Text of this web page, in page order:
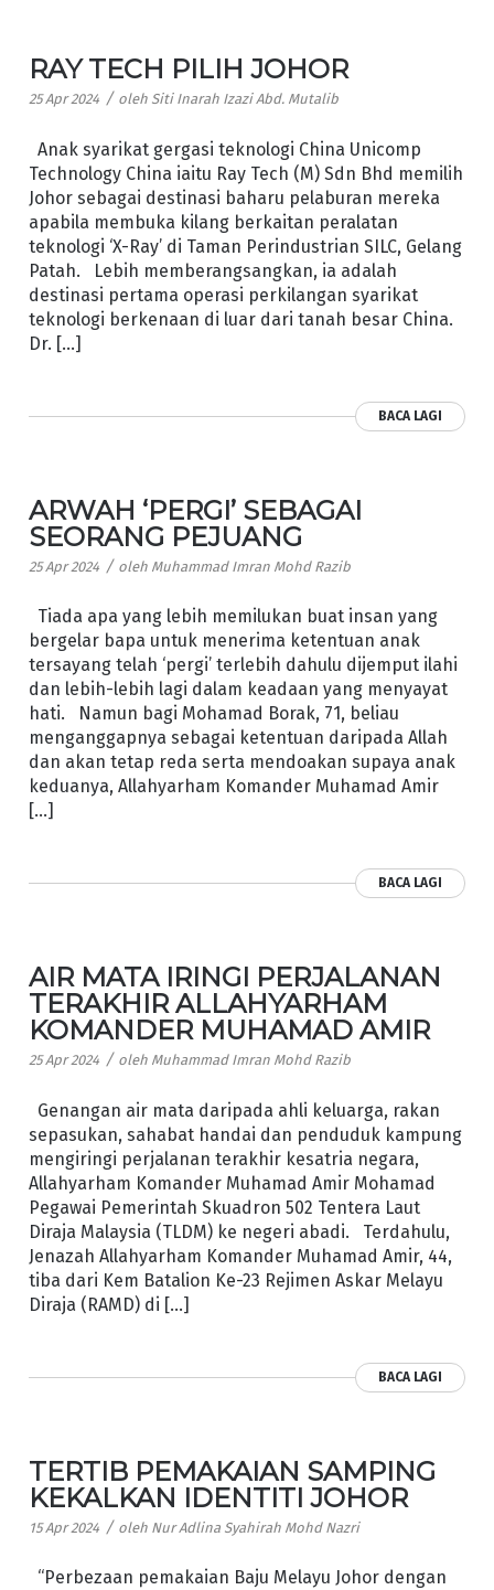
RAY TECH PILIH JOHOR
25 Apr 2024 / oleh Siti Inarah Izazi Abd. Mutalib
Anak syarikat gergasi teknologi China Unicomp
Technology China iaitu Ray Tech (M) Sdn Bhd memilih
Johor sebagai destinasi baharu pelaburan mereka
apabila membuka kilang berkaitan peralatan
teknologi ‘X-Ray’ di Taman Perindustrian SILC, Gelang
Patah. Lebih memberangsangkan, ia adalah
destinasi pertama operasi perkilangan syarikat
teknologi berkenaan di luar dari tanah besar China.
Dr. […]
BACA LAGI
ARWAH ‘PERGI’ SEBAGAI
SEORANG PEJUANG
25 Apr 2024 / oleh Muhammad Imran Mohd Razib
Tiada apa yang lebih memilukan buat insan yang
bergelar bapa untuk menerima ketentuan anak
tersayang telah ‘pergi’ terlebih dahulu dijemput ilahi
dan lebih-lebih lagi dalam keadaan yang menyayat
hati. Namun bagi Mohamad Borak, 71, beliau
menganggapnya sebagai ketentuan daripada Allah
dan akan tetap reda serta mendoakan supaya anak
keduanya, Allahyarham Komander Muhamad Amir
[…]
BACA LAGI
AIR MATA IRINGI PERJALANAN
TERAKHIR ALLAHYARHAM
KOMANDER MUHAMAD AMIR
25 Apr 2024 / oleh Muhammad Imran Mohd Razib
Genangan air mata daripada ahli keluarga, rakan
sepasukan, sahabat handai dan penduduk kampung
mengiringi perjalanan terakhir kesatria negara,
Allahyarham Komander Muhamad Amir Mohamad
Pegawai Pemerintah Skuadron 502 Tentera Laut
Diraja Malaysia (TLDM) ke negeri abadi. Terdahulu,
Jenazah Allahyarham Komander Muhamad Amir, 44,
tiba dari Kem Batalion Ke-23 Rejimen Askar Melayu
Diraja (RAMD) di […]
BACA LAGI
TERTIB PEMAKAIAN SAMPING
KEKALKAN IDENTITI JOHOR
15 Apr 2024 / oleh Nur Adlina Syahirah Mohd Nazri
“Perbezaan pemakaian Baju Melayu Johor dengan